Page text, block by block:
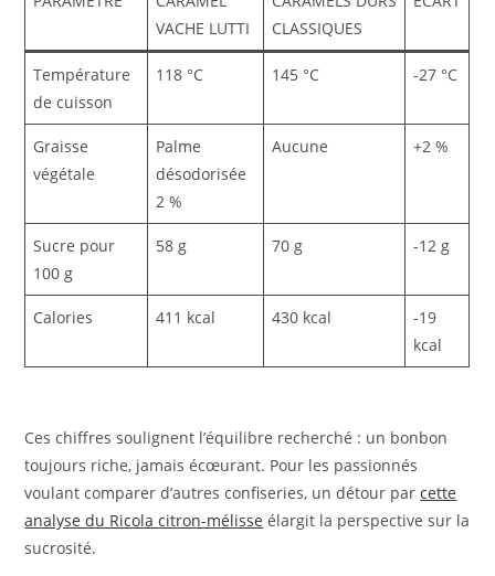
VACHE LUTTI
CLASSIQUES
Température
de cuisson
118 °C 145 °C -27 °C
Graisse
végétale
Palme
désodorisée
2 %
Aucune +2 %
Sucre pour
100 g
58 g 70 g -12 g
Calories 411 kcal 430 kcal
-19
kcal
Ces chiffres soulignent l’équilibre recherché : un bonbon
toujours riche, jamais écœurant. Pour les passionnés
voulant comparer d’autres confiseries, un détour parcette
analyse du Ricola citron-mélisse élargit la perspective sur la
sucrosité.